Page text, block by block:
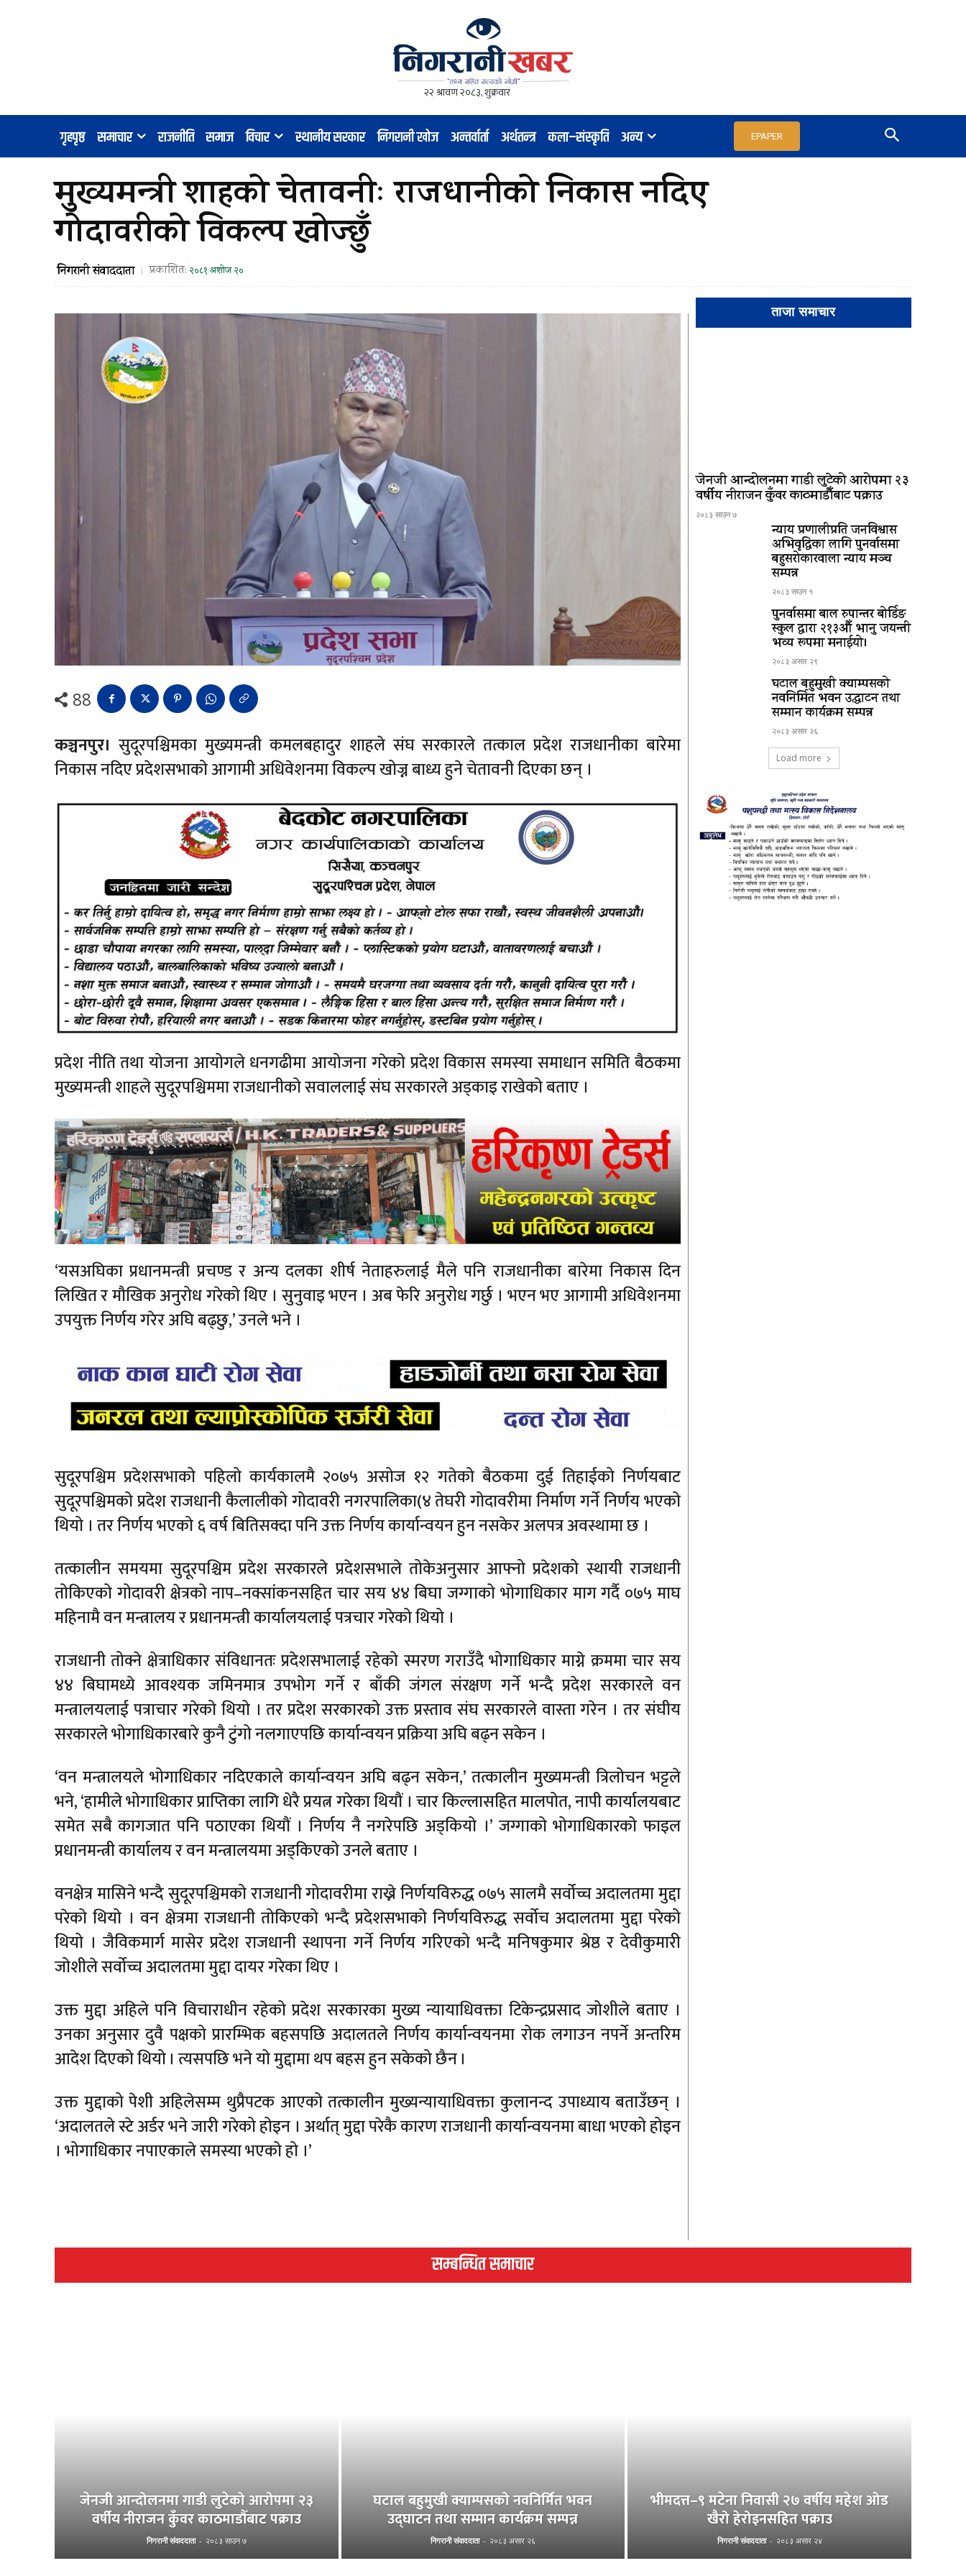
गृहपृष्ठ समाचार राजनीति समाज विचार स्थानीय सरकार निगरानी खोज अन्तर्वार्ता अर्थतन्त्र कला–संस्कृति अन्य EPAPER
मुख्यमन्त्री शाहको चेतावनीः राजधानीको निकास नदिए
गोदावरीको विकल्प खोज्छुँ
निगरानी संवाददाता प्रकाशित: २०८१ अशोज २०
88
कञ्चनपुर। सुदूरपश्चिमका मुख्यमन्त्री कमलबहादुर शाहले संघ सरकारले तत्काल प्रदेश राजधानीका बारेमा
निकास नदिए प्रदेशसभाको आगामी अधिवेशनमा विकल्प खोज्न बाध्य हुने चेतावनी दिएका छन् ।
प्रदेश नीति तथा योजना आयोगले धनगढीमा आयोजना गरेको प्रदेश विकास समस्या समाधान समिति बैठकमा
मुख्यमन्त्री शाहले सुदूरपश्चिममा राजधानीको सवाललाई संघ सरकारले अड्काइ राखेको बताए ।
‘यसअघिका प्रधानमन्त्री प्रचण्ड र अन्य दलका शीर्ष नेताहरुलाई मैले पनि राजधानीका बारेमा निकास दिन
लिखित र मौखिक अनुरोध गरेको थिए । सुनुवाइ भएन । अब फेरि अनुरोध गर्छु । भएन भए आगामी अधिवेशनमा
उपयुक्त निर्णय गरेर अघि बढ्छु,’ उनले भने ।
सुदूरपश्चिम प्रदेशसभाको पहिलो कार्यकालमै २०७५ असोज १२ गतेको बैठकमा दुई तिहाईको निर्णयबाट
सुदूरपश्चिमको प्रदेश राजधानी कैलालीको गोदावरी नगरपालिका(४ तेघरी गोदावरीमा निर्माण गर्ने निर्णय भएको
थियो । तर निर्णय भएको ६ वर्ष बितिसक्दा पनि उक्त निर्णय कार्यान्वयन हुन नसकेर अलपत्र अवस्थामा छ ।
तत्कालीन समयमा सुदूरपश्चिम प्रदेश सरकारले प्रदेशसभाले तोकेअनुसार आफ्नो प्रदेशको स्थायी राजधानी
तोकिएको गोदावरी क्षेत्रको नाप–नक्सांकनसहित चार सय ४४ बिघा जग्गाको भोगाधिकार माग गर्दै ०७५ माघ
महिनामै वन मन्त्रालय र प्रधानमन्त्री कार्यालयलाई पत्रचार गरेको थियो ।
राजधानी तोक्ने क्षेत्राधिकार संविधानतः प्रदेशसभालाई रहेको स्मरण गराउँदै भोगाधिकार माग्ने क्रममा चार सय
४४ बिघामध्ये आवश्यक जमिनमात्र उपभोग गर्ने र बाँकी जंगल संरक्षण गर्ने भन्दै प्रदेश सरकारले वन
मन्त्रालयलाई पत्राचार गरेको थियो । तर प्रदेश सरकारको उक्त प्रस्ताव संघ सरकारले वास्ता गरेन । तर संघीय
सरकारले भोगाधिकारबारे कुनै टुंगो नलगाएपछि कार्यान्वयन प्रक्रिया अघि बढ्न सकेन ।
‘वन मन्त्रालयले भोगाधिकार नदिएकाले कार्यान्वयन अघि बढ्न सकेन,’ तत्कालीन मुख्यमन्त्री त्रिलोचन भट्टले
भने, ‘हामीले भोगाधिकार प्राप्तिका लागि धेरै प्रयत्न गरेका थियौं । चार किल्लासहित मालपोत, नापी कार्यालयबाट
समेत सबै कागजात पनि पठाएका थियौं । निर्णय नै नगरेपछि अड्कियो ।’ जग्गाको भोगाधिकारको फाइल
प्रधानमन्त्री कार्यालय र वन मन्त्रालयमा अड्किएको उनले बताए ।
वनक्षेत्र मासिने भन्दै सुदूरपश्चिमको राजधानी गोदावरीमा राख्ने निर्णयविरुद्ध ०७५ सालमै सर्वोच्च अदालतमा मुद्दा
परेको थियो । वन क्षेत्रमा राजधानी तोकिएको भन्दै प्रदेशसभाको निर्णयविरुद्ध सर्वोच अदालतमा मुद्दा परेको
थियो । जैविकमार्ग मासेर प्रदेश राजधानी स्थापना गर्ने निर्णय गरिएको भन्दै मनिषकुमार श्रेष्ठ र देवीकुमारी
जोशीले सर्वोच्च अदालतमा मुद्दा दायर गरेका थिए ।
उक्त मुद्दा अहिले पनि विचाराधीन रहेको प्रदेश सरकारका मुख्य न्यायाधिवक्ता टिकेन्द्रप्रसाद जोशीले बताए ।
उनका अनुसार दुवै पक्षको प्रारम्भिक बहसपछि अदालतले निर्णय कार्यान्वयनमा रोक लगाउन नपर्ने अन्तरिम
आदेश दिएको थियो । त्यसपछि भने यो मुद्दामा थप बहस हुन सकेको छैन ।
उक्त मुद्दाको पेशी अहिलेसम्म थुप्रैपटक आएको तत्कालीन मुख्यन्यायाधिवक्ता कुलानन्द उपाध्याय बताउँछन् ।
‘अदालतले स्टे अर्डर भने जारी गरेको होइन । अर्थात् मुद्दा परेकै कारण राजधानी कार्यान्वयनमा बाधा भएको होइन
। भोगाधिकार नपाएकाले समस्या भएको हो ।’
ताजा समाचार
जेनजी आन्दोलनमा गाडी लुटेको आरोपमा २३
वर्षीय नीराजन कुँवर काठमाडौँबाट पक्राउ
२०८३ साउन ७
न्याय प्रणालीप्रति जनविश्वास
अभिवृद्धिका लागि पुनर्वासमा
बहुसरोकारवाला न्याय मञ्च
सम्पन्न
२०८३ साउन १
पुनर्वासमा बाल रुपान्तर बोर्डिङ
स्कुल द्धारा २१३औँ भानु जयन्ती
भव्य रूपमा मनाईयो।
२०८३ असार २९
घटाल बहुमुखी क्याम्पसको
नवनिर्मित भवन उद्घाटन तथा
सम्मान कार्यक्रम सम्पन्न
२०८३ असार २६
Load more
सम्बन्धित समाचार
जेनजी आन्दोलनमा गाडी लुटेको आरोपमा २३
वर्षीय नीराजन कुँवर काठमाडौँबाट पक्राउ
निगरानी संवाददाता - २०८३ साउन ७
घटाल बहुमुखी क्याम्पसको नवनिर्मित भवन
उद्घाटन तथा सम्मान कार्यक्रम सम्पन्न
निगरानी संवाददाता - २०८३ असार २६
भीमदत्त–९ मटेना निवासी २७ वर्षीय महेश ओड
खैरो हेरोइनसहित पक्राउ
निगरानी संवाददाता - २०८३ असार २४